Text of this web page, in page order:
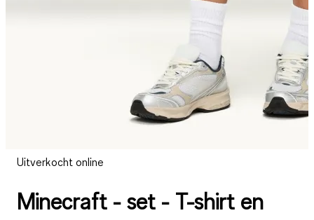
Uitverkocht online
Minecraft - set - T-shirt en